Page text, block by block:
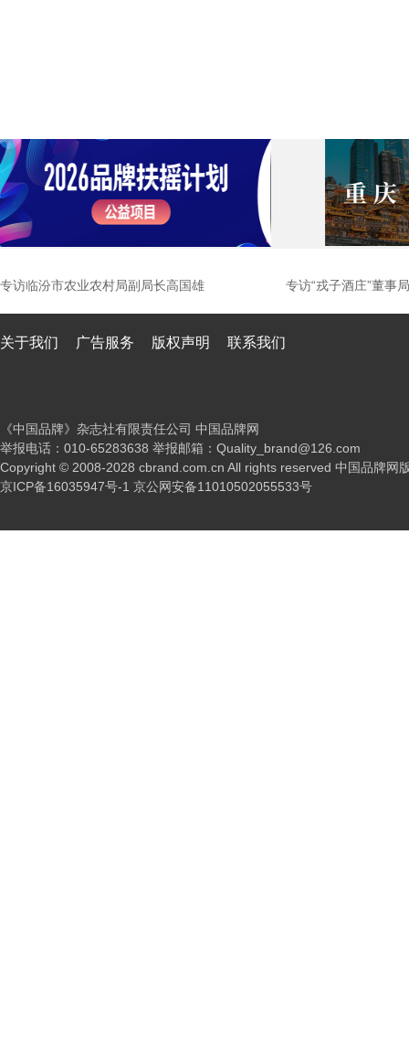
专访临汾市农业农村局副局长高国雄 专访“戎子酒庄”董事
关于我们 广告服务 版权声明 联系我们
《中国品牌》杂志社有限责任公司 中国品牌网
举报电话：010-65283638 举报邮箱：Quality_brand@126.com
Copyright © 2008-2028 cbrand.com.cn All rights reserved 中国品牌网
京ICP备16035947号-1 京公网安备11010502055533号